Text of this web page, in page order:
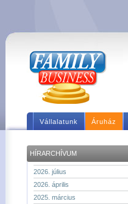
Vállalatunk Áruház
HÍRARCHÍVUM
2026. július
2026. április
2025. március